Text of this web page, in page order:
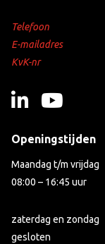
Telefoon
E-mailadres
KvK-nr
Openingstijden
Maandag t/m vrijdag
08:00 – 16:45 uur
zaterdag en zondag
gesloten